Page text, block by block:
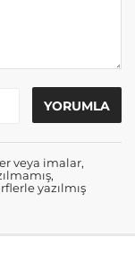
veya imalar,
yazılmış